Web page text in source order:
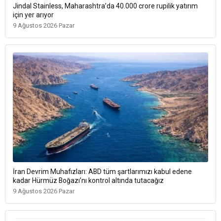
Jindal Stainless, Maharashtra’da 40.000 crore rupilik yatırım
için yer arıyor
9 Ağustos 2026 Pazar
İran Devrim Muhafızları: ABD tüm şartlarımızı kabul edene
kadar Hürmüz Boğazı’nı kontrol altında tutacağız
9 Ağustos 2026 Pazar